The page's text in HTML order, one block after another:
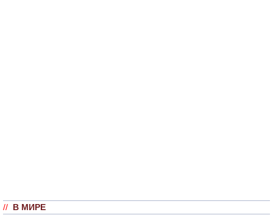
// В МИРЕ